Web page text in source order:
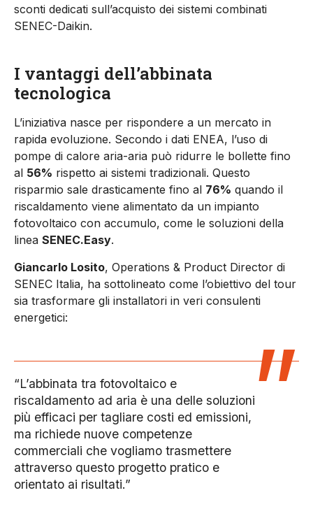
sconti dedicati sull’acquisto dei sistemi combinati
SENEC-Daikin.
I vantaggi dell’abbinata
tecnologica
L’iniziativa nasce per rispondere a un mercato in
rapida evoluzione. Secondo i dati ENEA, l’uso di
pompe di calore aria-aria può ridurre le bollette fino
al 56% rispetto ai sistemi tradizionali. Questo
risparmio sale drasticamente fino al 76% quando il
riscaldamento viene alimentato da un impianto
fotovoltaico con accumulo, come le soluzioni della
linea SENEC.Easy.
Giancarlo Losito, Operations & Product Director di
SENEC Italia, ha sottolineato come l’obiettivo del tour
sia trasformare gli installatori in veri consulenti
energetici:
“L’abbinata tra fotovoltaico e
riscaldamento ad aria è una delle soluzioni
più efficaci per tagliare costi ed emissioni,
ma richiede nuove competenze
commerciali che vogliamo trasmettere
attraverso questo progetto pratico e
orientato ai risultati.”